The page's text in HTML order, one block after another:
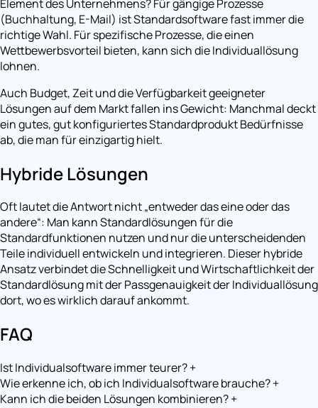
Element des Unternehmens? Für gängige Prozesse
(Buchhaltung, E-Mail) ist Standardsoftware fast immer die
richtige Wahl. Für spezifische Prozesse, die einen
Wettbewerbsvorteil bieten, kann sich die Individuallösung
lohnen.
Auch Budget, Zeit und die Verfügbarkeit geeigneter
Lösungen auf dem Markt fallen ins Gewicht: Manchmal deckt
ein gutes, gut konfiguriertes Standardprodukt Bedürfnisse
ab, die man für einzigartig hielt.
Hybride Lösungen
Oft lautet die Antwort nicht „entweder das eine oder das
andere“: Man kann Standardlösungen für die
Standardfunktionen nutzen und nur die unterscheidenden
Teile individuell entwickeln und integrieren. Dieser hybride
Ansatz verbindet die Schnelligkeit und Wirtschaftlichkeit der
Standardlösung mit der Passgenauigkeit der Individuallösung
dort, wo es wirklich darauf ankommt.
FAQ
Ist Individualsoftware immer teurer?+
Wie erkenne ich, ob ich Individualsoftware brauche?+
Kann ich die beiden Lösungen kombinieren?+